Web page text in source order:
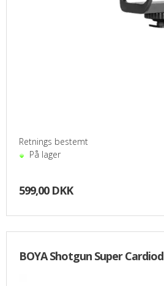
Retnings bestemt
På lager
599,00 DKK
BOYA Shotgun Super Cardiod